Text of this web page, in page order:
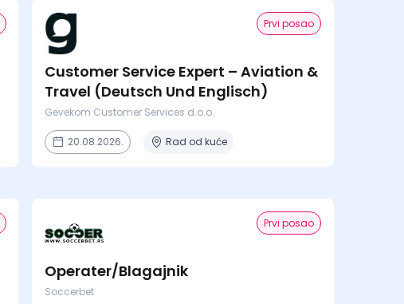
Prvi posao
Customer Service Expert – Aviation &
Travel (Deutsch Und Englisch)
Gevekom Customer Services d.o.o.
20.08.2026. Rad od kuće
Prvi posao
Operater/Blagajnik
Soccerbet